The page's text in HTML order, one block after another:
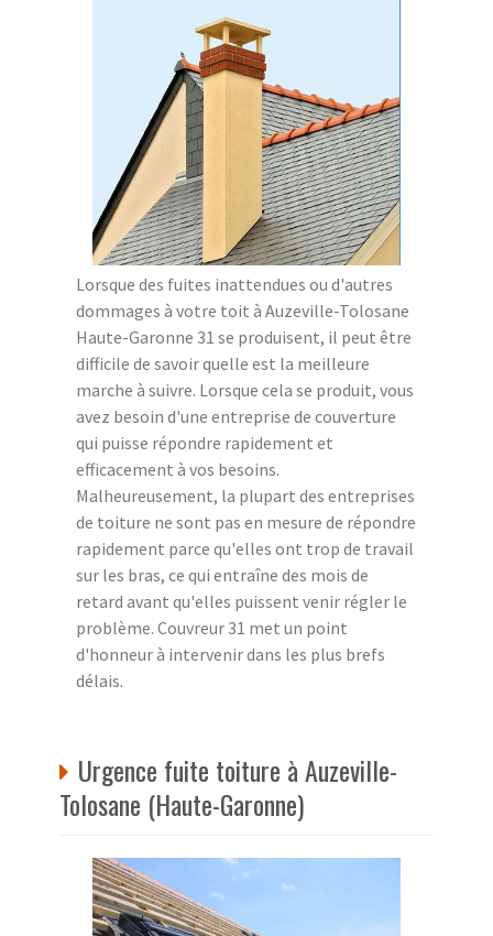
Lorsque des fuites inattendues ou d'autres
dommages à votre toit à Auzeville-Tolosane
Haute-Garonne 31 se produisent, il peut être
difficile de savoir quelle est la meilleure
marche à suivre. Lorsque cela se produit, vous
avez besoin d'une entreprise de couverture
qui puisse répondre rapidement et
efficacement à vos besoins.
Malheureusement, la plupart des entreprises
de toiture ne sont pas en mesure de répondre
rapidement parce qu'elles ont trop de travail
sur les bras, ce qui entraîne des mois de
retard avant qu'elles puissent venir régler le
problème. Couvreur 31 met un point
d'honneur à intervenir dans les plus brefs
délais.
Urgence fuite toiture à Auzeville-
Tolosane (Haute-Garonne)